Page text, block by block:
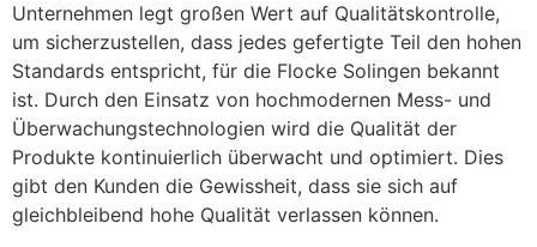
Unternehmen legt großen Wert auf Qualitätskontrolle,
um sicherzustellen, dass jedes gefertigte Teil den hohen
Standards entspricht, für die Flocke Solingen bekannt
ist. Durch den Einsatz von hochmodernen Mess- und
Überwachungstechnologien wird die Qualität der
Produkte kontinuierlich überwacht und optimiert. Dies
gibt den Kunden die Gewissheit, dass sie sich auf
gleichbleibend hohe Qualität verlassen können.